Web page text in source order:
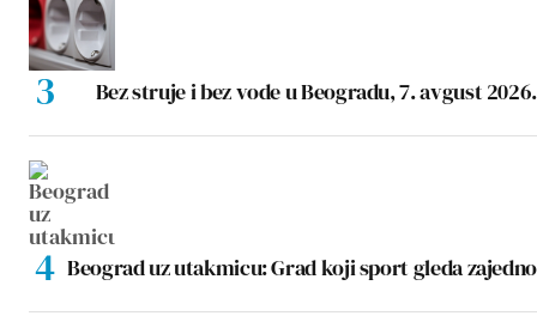
Bez struje i bez vode u Beogradu, 7. avgust 2026.
Beograd uz utakmicu: Grad koji sport gleda zajedno